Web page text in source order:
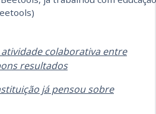
colaborativa entre
resultados
já pensou sobre